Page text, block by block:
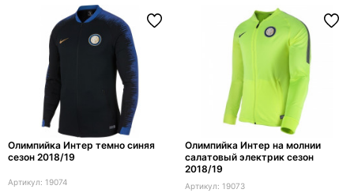
Олимпийка Интер темно синяя
сезон 2018/19
19074
Олимпийка Интер на молнии
салатовый электрик сезон
2018/19
19073